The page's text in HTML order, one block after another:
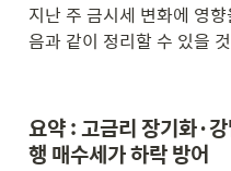
지난 주 금시세 변화에 영
음과 같이 정리할 수 있을
요약 : 고금리 장기화·
행 매수세가 하락 방어